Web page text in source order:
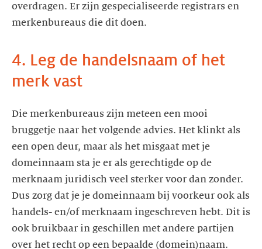
overdragen. Er zijn gespecialiseerde registrars en
4. Leg de handelsnaam of het
merk vast
Die merkenbureaus zijn meteen een mooi
bruggetje naar het volgende advies. Het klinkt als
een open deur, maar als het misgaat met je
domeinnaam sta je er als gerechtigde op de
merknaam juridisch veel sterker voor dan zonder.
Dus zorg dat je je domeinnaam bij voorkeur ook als
handels- en/of merknaam ingeschreven hebt. Dit is
ook bruikbaar in geschillen met andere partijen